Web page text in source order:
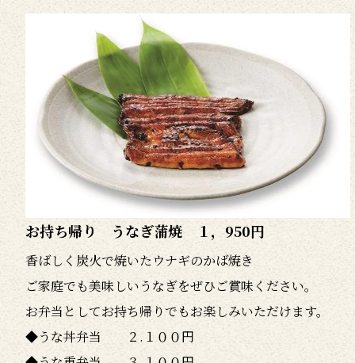
お持ち帰り うなぎ蒲焼 １，950円
香ばしく炭火で焼いたウナギのかば焼き
ご家庭でも美味しいうなぎをぜひご賞味ください。
お弁当としてお持ち帰りでもお楽しみいただけます。
◆うな丼弁当 ２.１００円